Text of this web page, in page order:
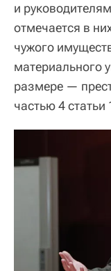
и
отмечается в
чужого
материального
размере —
частью 4